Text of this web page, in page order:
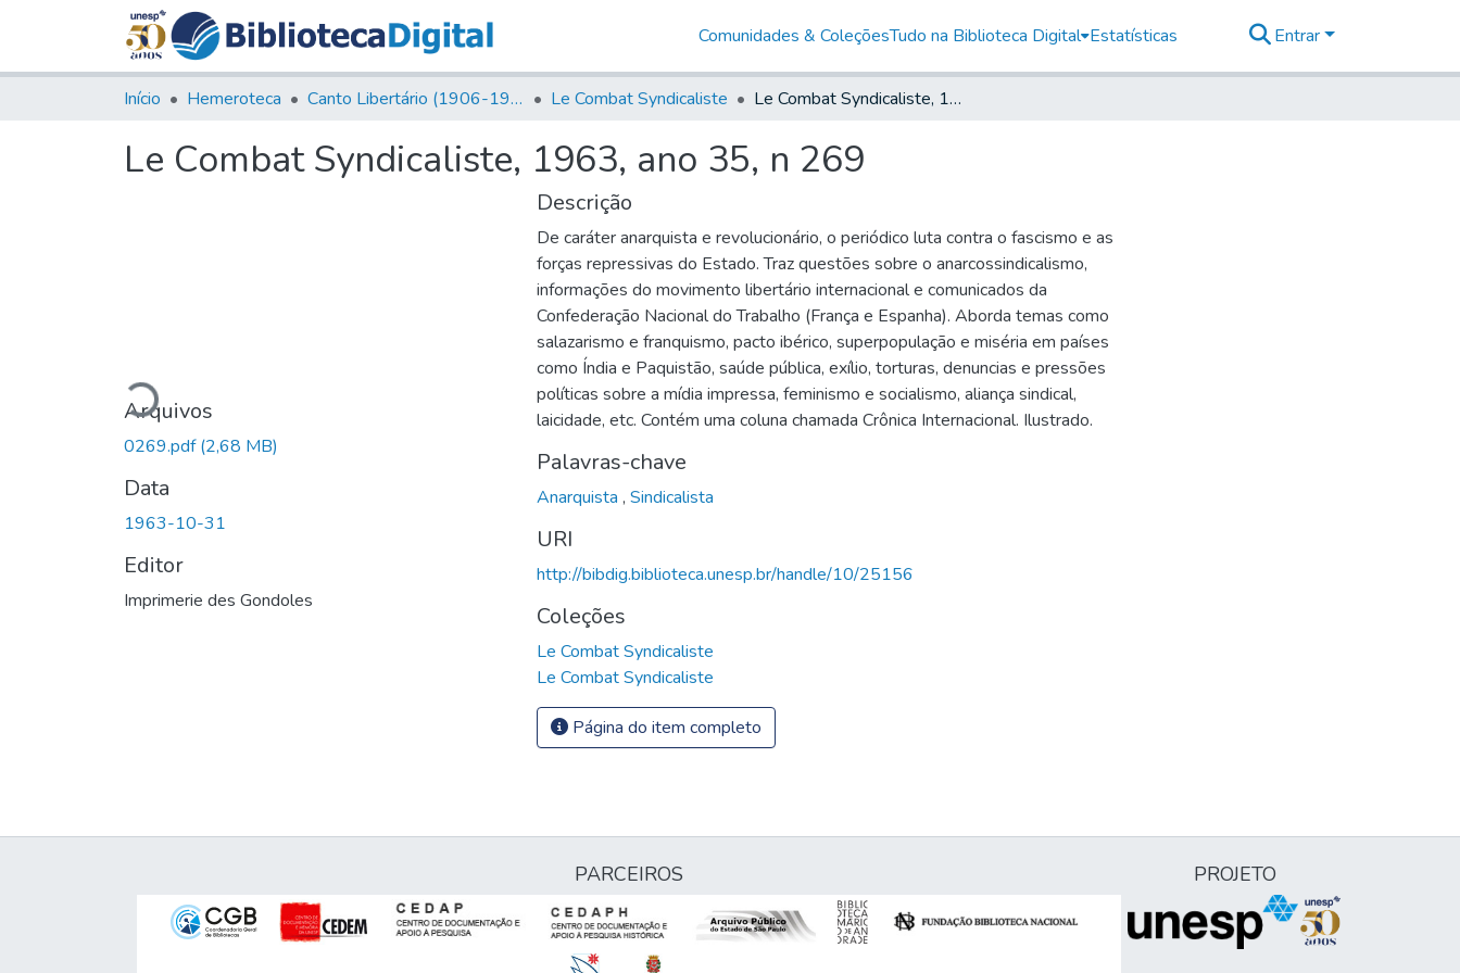
Comunidades & ColeçõesTudo na Biblioteca Digital Estatísticas Entrar
Início Hemeroteca Canto Libertário (1906-1995) Le Combat Syndicaliste Le Combat Syndicaliste, 1963, ano 35, n 269
Le Combat Syndicaliste, 1963, ano 35, n 269
Carregando...
Arquivos
0269.pdf(2,68 MB)
Data
1963-10-31
Editor
Imprimerie des Gondoles
Descrição
De caráter anarquista e revolucionário, o periódico luta contra o fascismo e as
forças repressivas do Estado. Traz questões sobre o anarcossindicalismo,
informações do movimento libertário internacional e comunicados da
Confederação Nacional do Trabalho (França e Espanha). Aborda temas como
salazarismo e franquismo, pacto ibérico, superpopulação e miséria em países
como Índia e Paquistão, saúde pública, exílio, torturas, denuncias e pressões
políticas sobre a mídia impressa, feminismo e socialismo, aliança sindical,
laicidade, etc. Contém uma coluna chamada Crônica Internacional. Ilustrado.
Palavras-chave
Anarquista , Sindicalista
URI
http://bibdig.biblioteca.unesp.br/handle/10/25156
Coleções
Le Combat Syndicaliste
Le Combat Syndicaliste
Página do item completo
PARCEIROS PROJETO